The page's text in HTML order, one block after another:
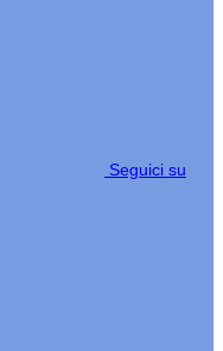
Seguici su